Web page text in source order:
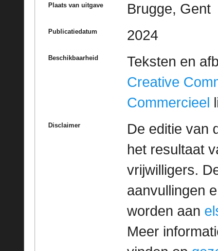
Plaats van uitgave Brugge, Gent
Publicatiedatum 2024
Beschikbaarheid
Teksten en
Creative
Commercieel
Disclaimer
De editie van
het resultaat
vrijwilligers.
aanvullingen
worden aan
Meer